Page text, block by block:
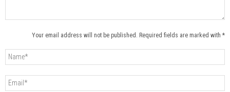
Your email address will not be published. Required fields are marked with *